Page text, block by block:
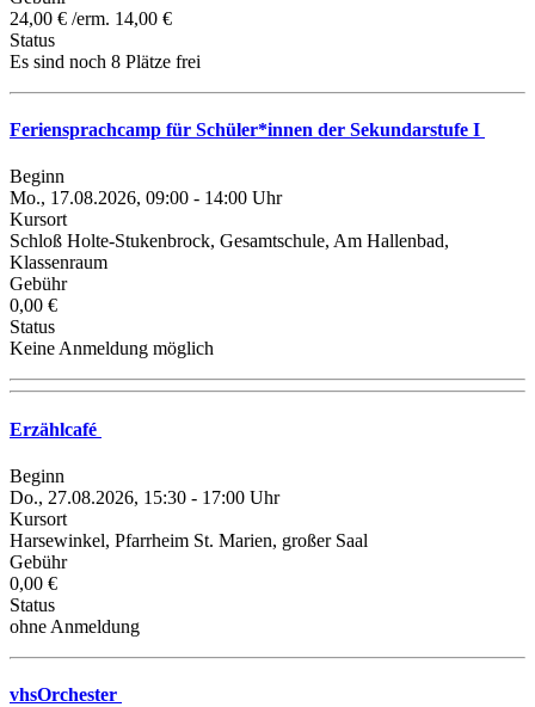
24,00 € /erm. 14,00 €
Status
Es sind noch 8 Plätze frei
Feriensprachcamp für Schüler*innen der Sekundarstufe I
Beginn
Mo., 17.08.2026, 09:00 - 14:00 Uhr
Kursort
Schloß Holte-Stukenbrock, Gesamtschule, Am Hallenbad,
Klassenraum
Gebühr
0,00 €
Status
Keine Anmeldung möglich
Erzählcafé
Beginn
Do., 27.08.2026, 15:30 - 17:00 Uhr
Kursort
Harsewinkel, Pfarrheim St. Marien, großer Saal
Gebühr
0,00 €
Status
ohne Anmeldung
vhsOrchester